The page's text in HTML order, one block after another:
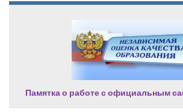
Памятка о работе с официальным